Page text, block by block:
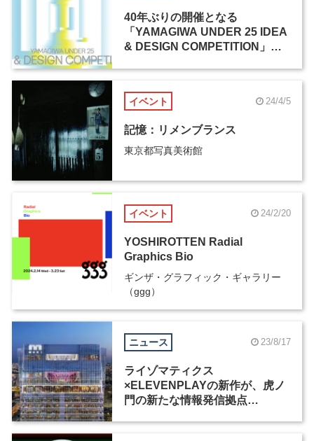
40年ぶりの開催となる
「YAMAGIWA UNDER 25 IDEA
& DESIGN COMPETITION」、5
イベント 24/4/5
記憶：リメンブランス
東京都写真美術館
イベント 24/2/20
YOSHIROTTEN Radial
Graphics Bio
ギンザ・グラフィック・ギャラリー
（ggg）
ニュース 23/8/17
ライゾマティクス
×ELEVENPLAYの新作が、虎ノ
門の新たな情報発信拠点